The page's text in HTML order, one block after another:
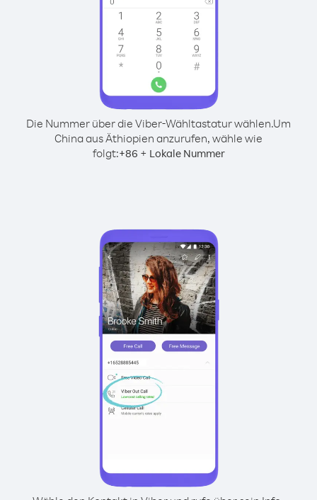
Die Nummer über die Viber-Wähltastatur wählen.Um
China aus Äthiopien anzurufen, wähle wie
folgt:+86 + Lokale Nummer